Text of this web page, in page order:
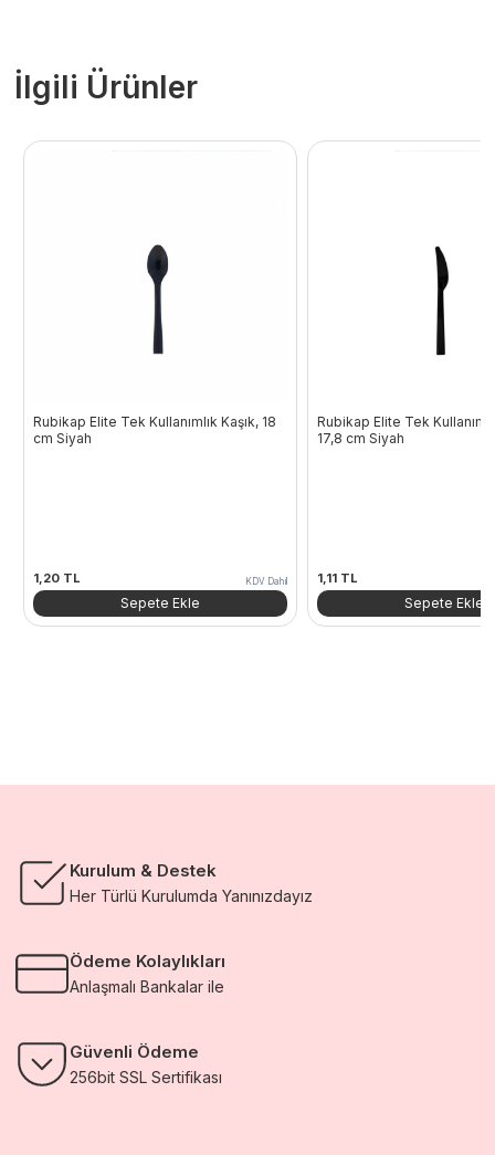
İlgili Ürünler
Rubikap Elite Tek Kullanımlık Kaşık, 18
cm Siyah
1,20 TL KDV Dahil
Sepete Ekle
Rubikap Elite Tek
17,8 cm Siyah
1,11 TL
Sepete Ekle
Kurulum & Destek
Her Türlü Kurulumda Yanınızdayız
Ödeme Kolaylıkları
Anlaşmalı Bankalar ile
Güvenli Ödeme
256bit SSL Sertifikası